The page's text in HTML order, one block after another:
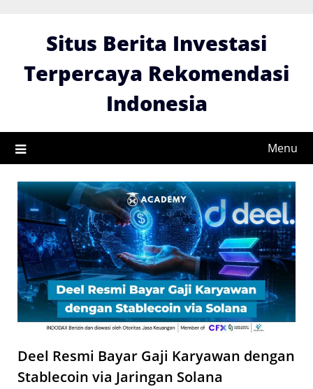
Situs Berita Investasi
Terpercaya Rekomendasi
Indonesia
Menu
Deel Resmi Bayar Gaji Karyawan dengan
Stablecoin via Jaringan Solana